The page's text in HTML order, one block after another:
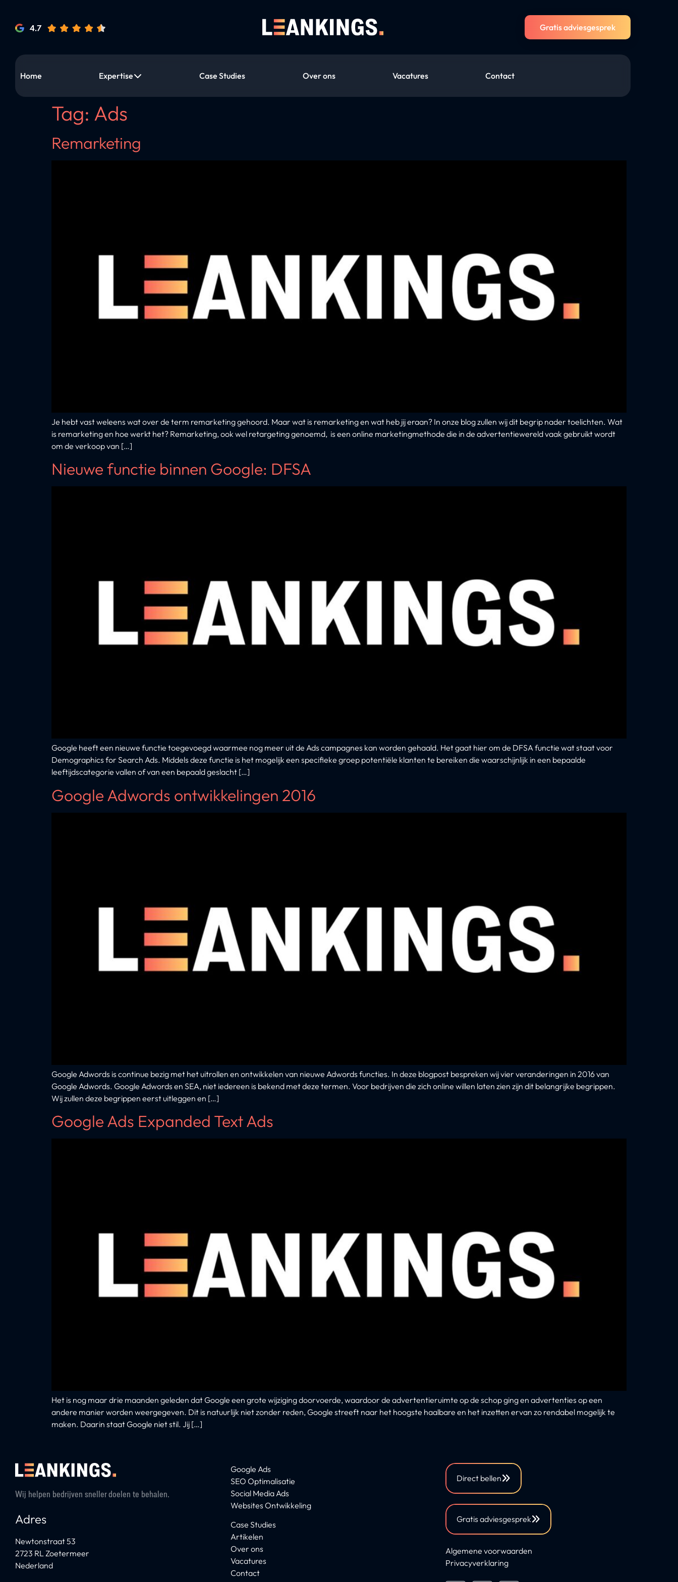
Gratis adviesgesprek
Home Expertise Case Studies Over ons Vacatures Contact
Tag: Ads
Remarketing
Je hebt vast weleens wat over de term remarketing gehoord. Maar wat is remarketing en wat heb jij eraan? In onze blog zullen wij dit begrip nader toelichten. Wat
is remarketing en hoe werkt het? Remarketing, ook wel retargeting genoemd, is een online marketingmethode die in de advertentiewereld vaak gebruikt wordt
om de verkoop van […]
Nieuwe functie binnen Google: DFSA
Google heeft een nieuwe functie toegevoegd waarmee nog meer uit de Ads campagnes kan worden gehaald. Het gaat hier om de DFSA functie wat staat voor
Demographics for Search Ads. Middels deze functie is het mogelijk een specifieke groep potentiële klanten te bereiken die waarschijnlijk in een bepaalde
leeftijdscategorie vallen of van een bepaald geslacht […]
Google Adwords ontwikkelingen 2016
Google Adwords is continue bezig met het uitrollen en ontwikkelen van nieuwe Adwords functies. In deze blogpost bespreken wij vier veranderingen in 2016 van
Google Adwords. Google Adwords en SEA, niet iedereen is bekend met deze termen. Voor bedrijven die zich online willen laten zien zijn dit belangrijke begrippen.
Wij zullen deze begrippen eerst uitleggen en […]
Google Ads Expanded Text Ads
Het is nog maar drie maanden geleden dat Google een grote wijziging doorvoerde, waardoor de advertentieruimte op de schop ging en advertenties op een
andere manier worden weergegeven. Dit is natuurlijk niet zonder reden, Google streeft naar het hoogste haalbare en het inzetten ervan zo rendabel mogelijk te
maken. Daarin staat Google niet stil. Jij […]
Wij helpen bedrijven sneller doelen te behalen.
Adres
Newtonstraat 53
2723 RL Zoetermeer
Nederland
Google Ads
SEO Optimalisatie
Social Media Ads
Websites Ontwikkeling
Case Studies
Artikelen
Over ons
Vacatures
Contact
Direct bellen
Gratis adviesgesprek
Algemene voorwaarden
Privacyverklaring